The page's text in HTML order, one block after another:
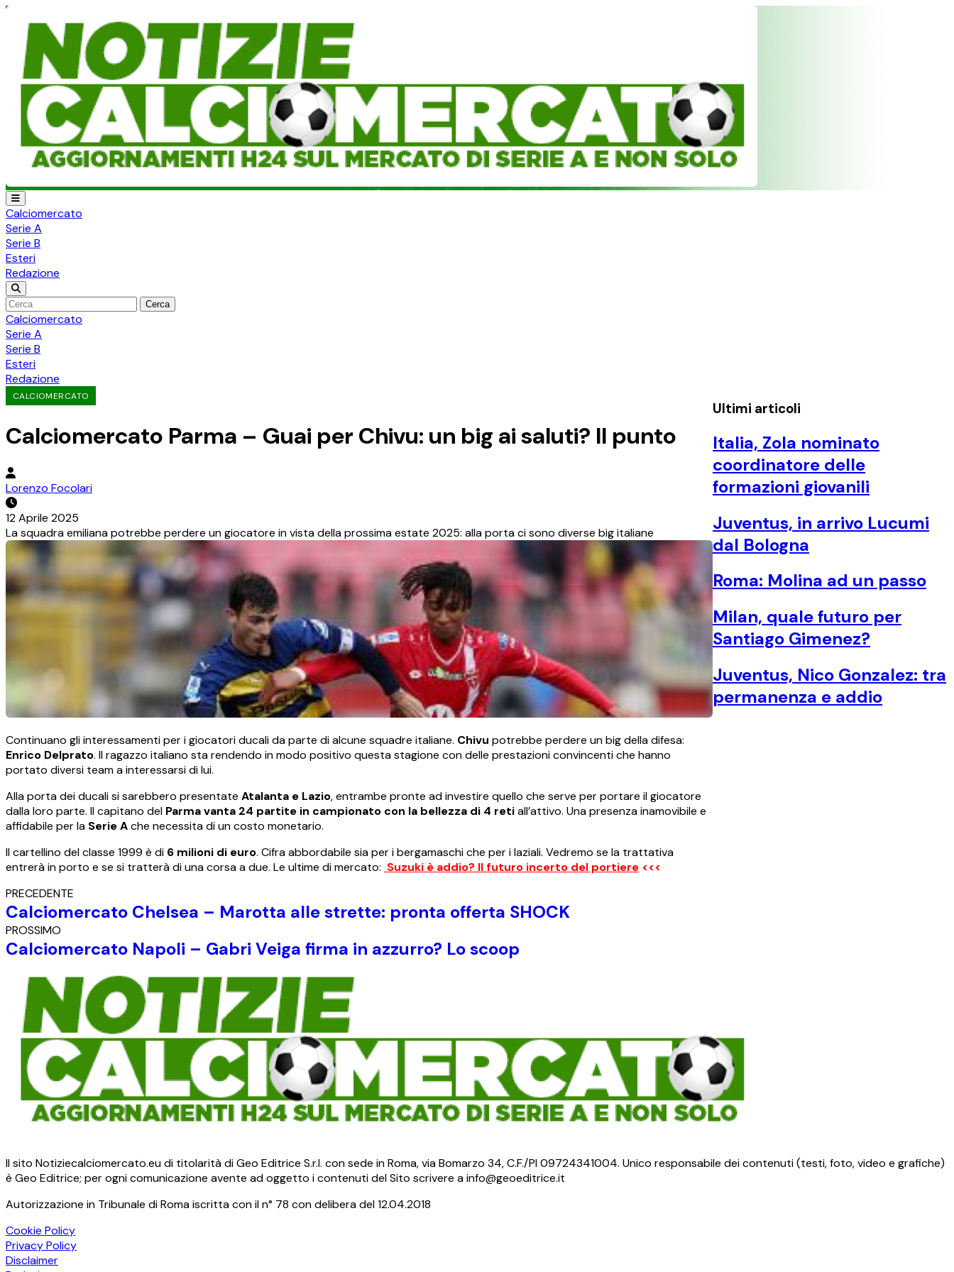
Calciomercato
Serie A
Serie B
Esteri
Redazione
Cerca
Calciomercato
Serie A
Serie B
Esteri
Redazione
CALCIOMERCATO
Calciomercato Parma – Guai per Chivu: un big ai saluti? Il punto
Lorenzo Focolari
12 Aprile 2025
La squadra emiliana potrebbe perdere un giocatore in vista della prossima estate 2025: alla porta ci sono diverse big italiane
Continuano gli interessamenti per i giocatori ducali da parte di alcune squadre italiane. Chivu potrebbe perdere un big della difesa:
Enrico Delprato. Il ragazzo italiano sta rendendo in modo positivo questa stagione con delle prestazioni convincenti che hanno
portato diversi team a interessarsi di lui.
Alla porta dei ducali si sarebbero presentate Atalanta e Lazio, entrambe pronte ad investire quello che serve per portare il giocatore
dalla loro parte. Il capitano del Parma vanta 24 partite in campionato con la bellezza di 4 retiall’attivo. Una presenza inamovibile e
affidabile per la Serie Ache necessita di un costo monetario.
Il cartellino del classe 1999 è di 6 milioni di euro. Cifra abbordabile sia per i bergamaschi che per i laziali. Vedremo se la trattativa
entrerà in porto e se si tratterà di una corsa a due. Le ultime di mercato: Suzuki è addio? Il futuro incerto del portiere <<<
PRECEDENTE
Calciomercato Chelsea – Marotta alle strette: pronta offerta SHOCK
PROSSIMO
Calciomercato Napoli – Gabri Veiga firma in azzurro? Lo scoop
Ultimi articoli
Italia, Zola nominato
coordinatore delle
formazioni giovanili
Juventus, in arrivo Lucumi
dal Bologna
Roma: Molina ad un passo
Milan, quale futuro per
Santiago Gimenez?
Juventus, Nico Gonzalez: tra
permanenza e addio
Il sito Notiziecalciomercato.eu di titolarità di Geo Editrice S.r.l. con sede in Roma, via Bomarzo 34, C.F./PI 09724341004. Unico responsabile dei contenuti (testi, foto, video e grafiche)
è Geo Editrice; per ogni comunicazione avente ad oggetto i contenuti del Sito scrivere a info@geoeditrice.it
Autorizzazione in Tribunale di Roma iscritta con il n° 78 con delibera del 12.04.2018
Cookie Policy
Privacy Policy
Disclaimer